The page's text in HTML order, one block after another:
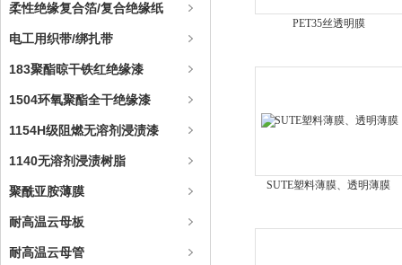
柔性绝缘复合箔/复合绝缘纸
电工用织带/绑扎带
183聚酯晾干铁红绝缘漆
1504环氧聚酯全干绝缘漆
1154H级阻燃无溶剂浸渍漆
1140无溶剂浸渍树脂
聚酰亚胺薄膜
耐高温云母板
耐高温云母管
PET35丝透明膜
SUTE塑料薄膜、透明薄膜